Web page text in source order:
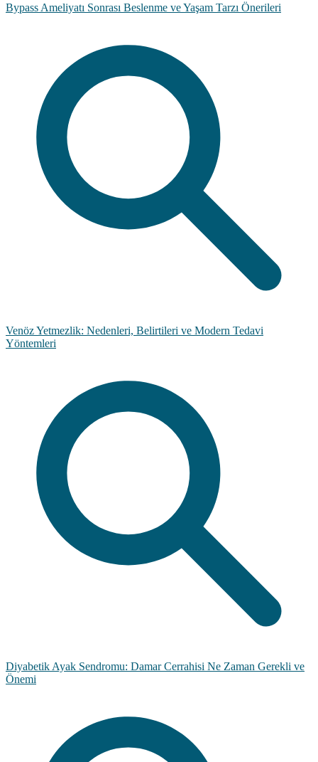
Bypass Ameliyatı Sonrası Beslenme ve Yaşam Tarzı Önerileri
Venöz Yetmezlik: Nedenleri, Belirtileri ve Modern Tedavi
Yöntemleri
Diyabetik Ayak Sendromu: Damar Cerrahisi Ne Zaman Gerekli ve
Önemi